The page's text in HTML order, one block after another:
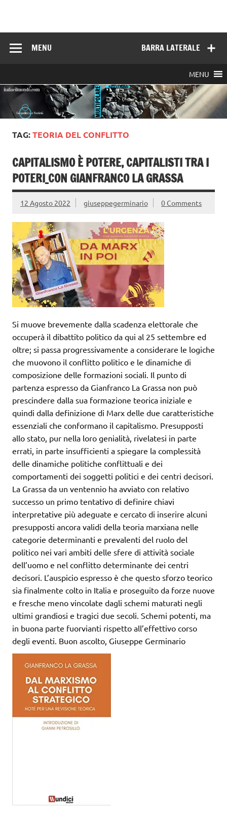
BARRA LATERALE
MENU
MENU
TAG:TEORIA DEL CONFLITTO
CAPITALISMO È POTERE, CAPITALISTI TRA I
POTERI_CON GIANFRANCO LA GRASSA
12 Agosto 2022 giuseppegerminario 0 Comments
Si muove brevemente dalla scadenza elettorale che
occuperà il dibattito politico da qui al 25 settembre ed
oltre; si passa progressivamente a considerare le logiche
che muovono il conflitto politico e le dinamiche di
composizione delle formazioni sociali. Il punto di
partenza espresso da Gianfranco La Grassa non può
prescindere dalla sua formazione teorica iniziale e
quindi dalla definizione di Marx delle due caratteristiche
essenziali che conformano il capitalismo. Presupposti
allo stato, pur nella loro genialità, rivelatesi in parte
errati, in parte insufficienti a spiegare la complessità
delle dinamiche politiche conflittuali e dei
comportamenti dei soggetti politici e dei centri decisori.
La Grassa da un ventennio ha avviato con relativo
successo un primo tentativo di definire chiavi
interpretative più adeguate e cercato di inserire alcuni
presupposti ancora validi della teoria marxiana nelle
categorie determinanti e prevalenti del ruolo del
politico nei vari ambiti delle sfere di attività sociale
dell’uomo e nel conflitto determinante dei centri
decisori. L’auspicio espresso è che questo sforzo teorico
sia finalmente colto in Italia e proseguito da forze nuove
e fresche meno vincolate dagli schemi maturati negli
ultimi grandiosi e tragici due secoli. Schemi potenti, ma
in buona parte fuorvianti rispetto all’effettivo corso
degli eventi. Buon ascolto, Giuseppe Germinario